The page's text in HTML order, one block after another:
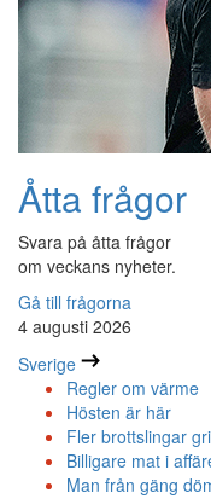
Åtta frågor
Svara på åtta frågor
om veckans nyheter.
Gå till frågorna
4 augusti 2026
Sverige
Regler om värme
Hösten är här
Fler brottslingar
Billigare mat i
Man från gäng